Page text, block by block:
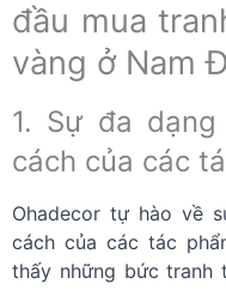
đầu mua
vàng ở Nam
1. Sự đa
cách của các
Ohadecor tự hào về
cách của các tác
thấy những bức tranh